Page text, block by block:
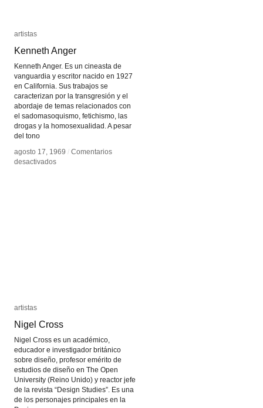
artistas
Kenneth Anger
Kenneth Anger. Es un cineasta de
vanguardia y escritor nacido en 1927
en California. Sus trabajos se
caracterizan por la transgresión y el
abordaje de temas relacionados con
el sadomasoquismo, fetichismo, las
drogas y la homosexualidad. A pesar
del tono
agosto 17, 1969 / Comentarios
desactivadosen
artistas
Kenneth Anger
agosto 17, 1969 / Comentarios
desactivadosen
artistas
Nigel Cross
Nigel Cross es un académico,
educador e investigador británico
sobre diseño, profesor emérito de
estudios de diseño en The Open
University (Reino Unido) y reactor jefe
de la revista “Design Studies”. Es una
de los personajes principales en la
artistas
Nigel Cross